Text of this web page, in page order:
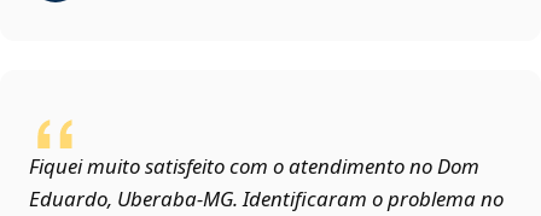
Fiquei muito satisfeito com o atendimento no Dom
Eduardo, Uberaba‑MG. Identificaram o problema no